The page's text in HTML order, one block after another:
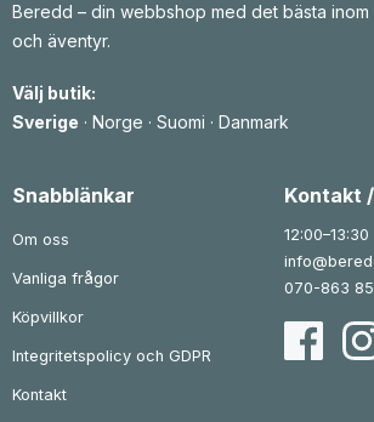
Beredd – din webbshop med det bästa
och äventyr.
Välj butik:
Sverige · Norge · Suomi · Danmark
Snabblänkar
Om oss
Vanliga frågor
Köpvillkor
Integritetspolicy och GDPR
Kontakt
Kontakt
070-863